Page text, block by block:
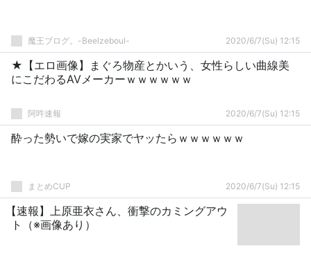
魔王ブログ。-Beelzeboul- 2020/6/7(Su) 12:15
★【エロ画像】まぐろ物産とかいう、女性らしい曲線美
にこだわるAVメーカーｗｗｗｗｗｗ
阿吽速報 2020/6/7(Su) 12:15
酔った勢いで嫁の実家でヤッたらｗｗｗｗｗｗ
まとめCUP 2020/6/7(Su) 12:15
【速報】上原亜衣さん、衝撃のカミングアウ
ト（※画像あり）